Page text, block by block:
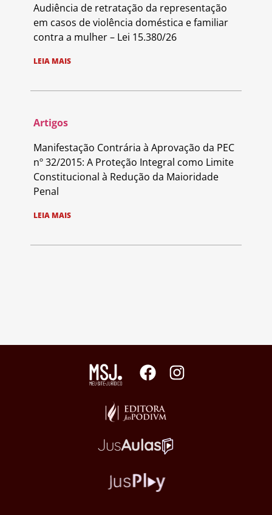
Audiência de retratação da representação
em casos de violência doméstica e familiar
contra a mulher – Lei 15.380/26
LEIA MAIS
Artigos
Manifestação Contrária à Aprovação da PEC
nº 32/2015: A Proteção Integral como Limite
Constitucional à Redução da Maioridade
Penal
LEIA MAIS